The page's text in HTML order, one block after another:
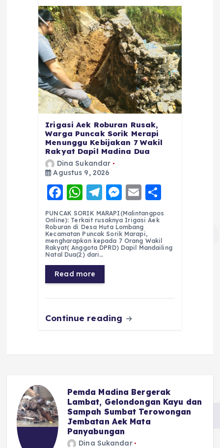
Irigasi Aek Roburan Rusak,
Warga Puncak Sorik Merapi
Menunggu Kebijakan 7 Wakil
Rakyat Dapil Madina Dua
Dina Sukandar
Agustus 9, 2026
F
a
c
e
b
o
o
k
W
h
a
ts
A
p
p
T
el
e
g
r
a
m
M
e
ss
e
n
E
m
ai
l
h
re
PUNCAK SORIK MARAPI(Malintangpos
Online): Terkait rusaknya Irigasi Aek
Roburan di Desa Huta Lombang
Kecamatan Puncak Sorik Marapi,
mengharapkan kepada 7 Orang Wakil
Rakyat( Anggota DPRD) Dapil Mandailing
Natal Dua(2) dari…
Read more
Continue reading
Pemda Madina Bergerak
Lambat, Gelondongan Kayu dan
Sampah Sumbat Terowongan
Jembatan Aek Mata
Panyabungan
Dina Sukandar